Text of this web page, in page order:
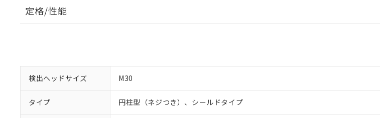
定格/性能
検出ヘッドサイズ M30
タイプ 円柱型（ネジつき）、シールドタイプ